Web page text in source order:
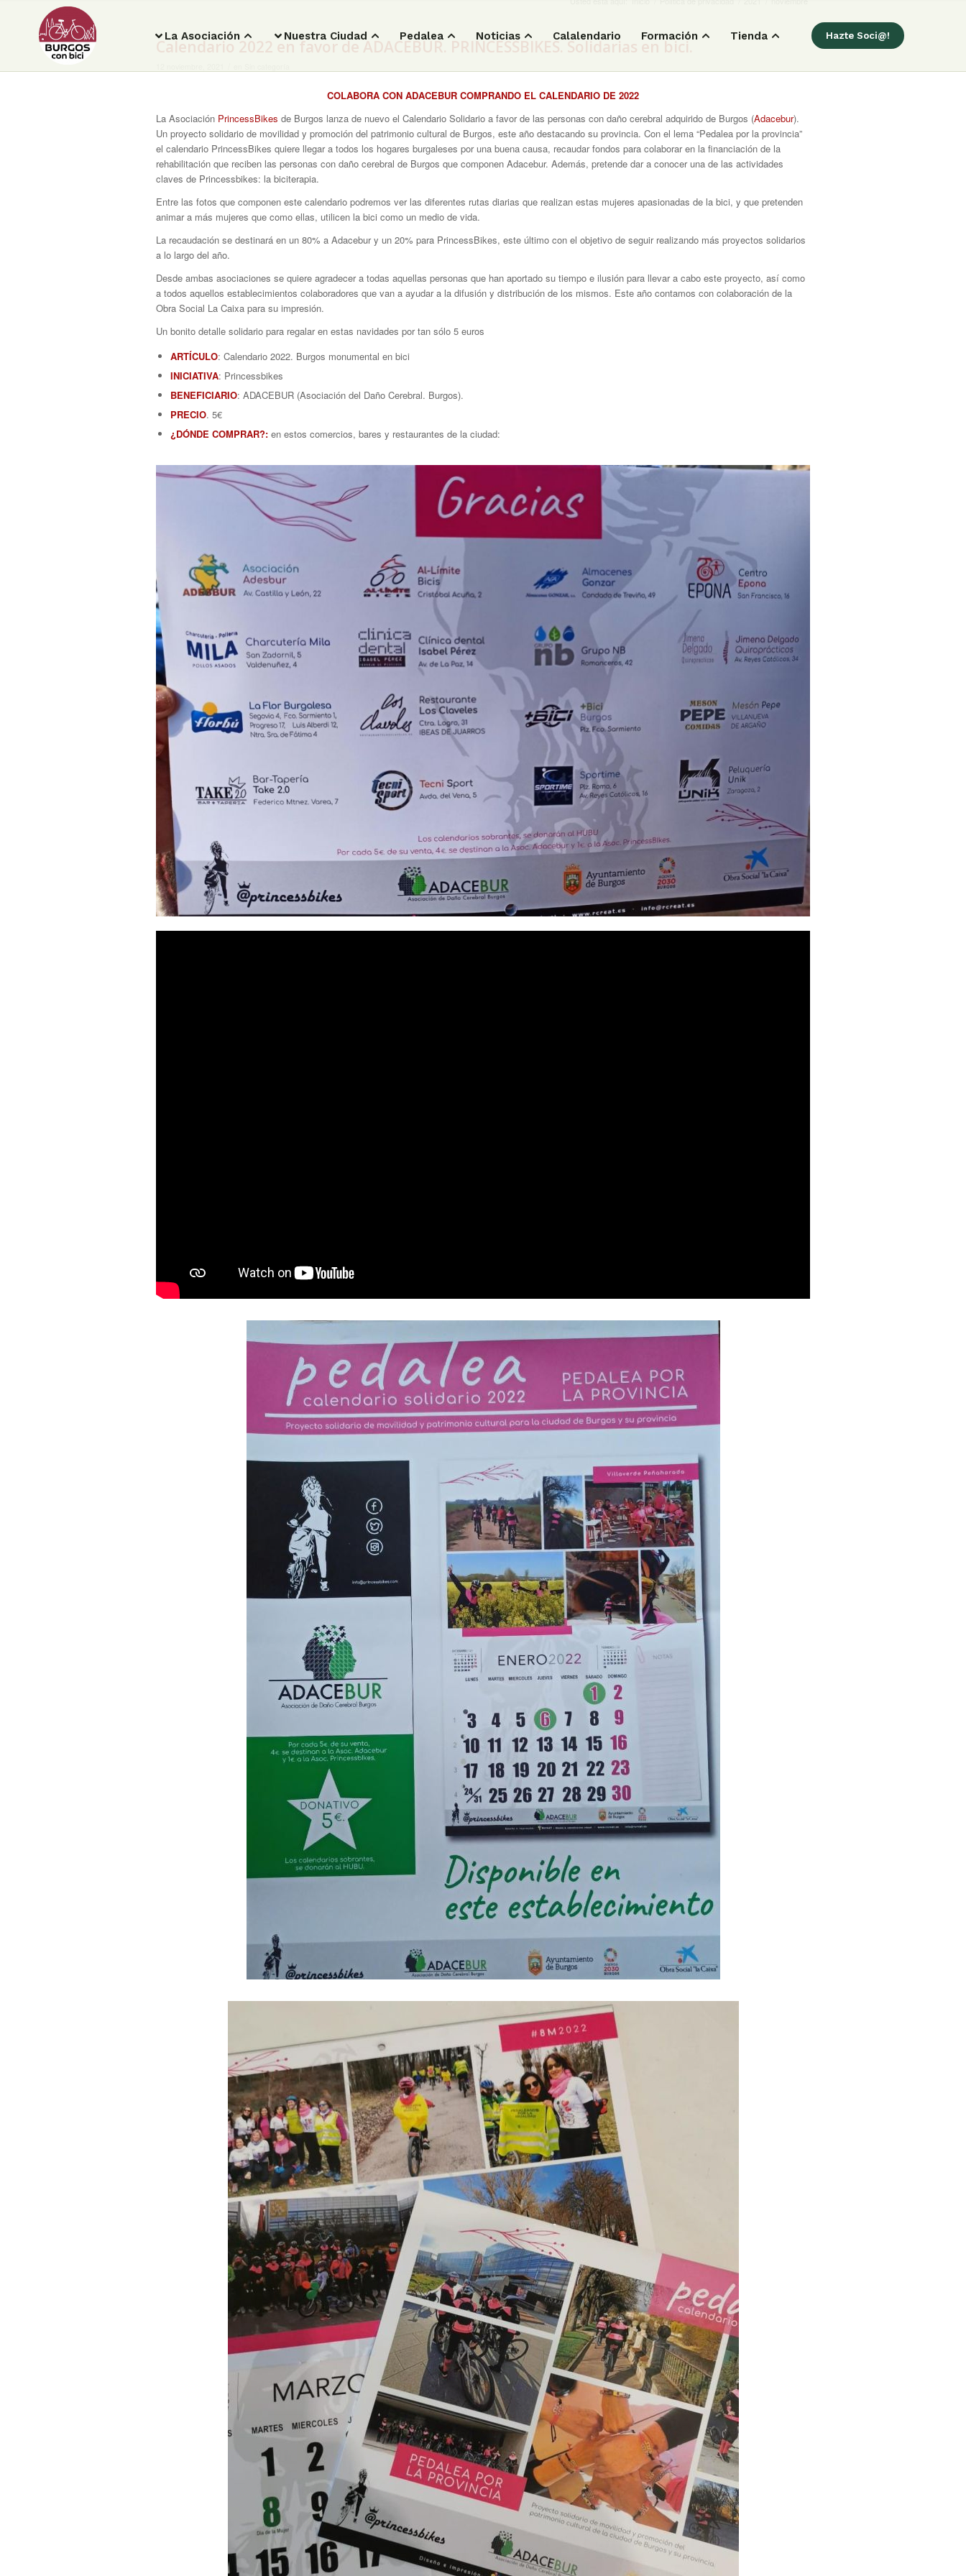
La Asociación Nuestra Ciudad Pedalea Noticias Calalendario Formación Tienda Hazte Soci@!
Calendario 2022 en favor de ADACEBUR. PRINCESSBIKES. Solidarias en bici.
COLABORA CON ADACEBUR COMPRANDO EL CALENDARIO DE 2022
La Asociación PrincessBikes de Burgos lanza de nuevo el Calendario Solidario a favor de las personas con daño cerebral adquirido de Burgos (Adacebur).
Un proyecto solidario de movilidad y promoción del patrimonio cultural de Burgos, este año destacando su provincia. Con el lema “Pedalea por la provincia”
el calendario PrincessBikes quiere llegar a todos los hogares burgaleses por una buena causa, recaudar fondos para colaborar en la financiación de la
rehabilitación que reciben las personas con daño cerebral de Burgos que componen Adacebur. Además, pretende dar a conocer una de las actividades
claves de Princessbikes: la biciterapia.
Entre las fotos que componen este calendario podremos ver las diferentes rutas diarias que realizan estas mujeres apasionadas de la bici, y que pretenden
animar a más mujeres que como ellas, utilicen la bici como un medio de vida.
La recaudación se destinará en un 80% a Adacebur y un 20% para PrincessBikes, este último con el objetivo de seguir realizando más proyectos solidarios
a lo largo del año.
Desde ambas asociaciones se quiere agradecer a todas aquellas personas que han aportado su tiempo e ilusión para llevar a cabo este proyecto, así como
a todos aquellos establecimientos colaboradores que van a ayudar a la difusión y distribución de los mismos. Este año contamos con colaboración de la
Obra Social La Caixa para su impresión.
Un bonito detalle solidario para regalar en estas navidades por tan sólo 5 euros
ARTÍCULO: Calendario 2022. Burgos monumental en bici
INICIATIVA: Princessbikes
BENEFICIARIO: ADACEBUR (Asociación del Daño Cerebral. Burgos).
PRECIO. 5€
¿DÓNDE COMPRAR?: en estos comercios, bares y restaurantes de la ciudad: